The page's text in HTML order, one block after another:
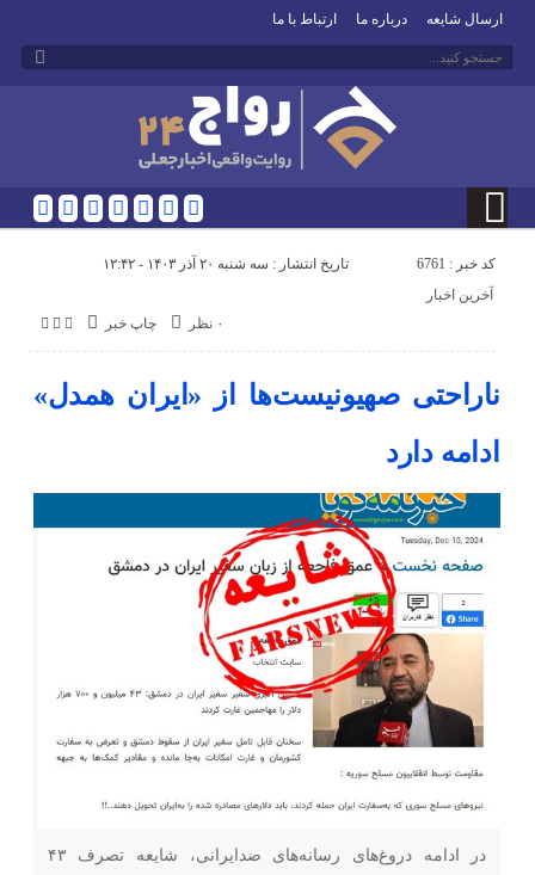
ارسال شایعه درباره ما ارتباط با ما
کد خبر : 6761 تاریخ انتشار : سه شنبه ۲۰ آذر ۱۴۰۳ - ۱۲:۴۲
چاپ خبر ۰ نظر
آخرین اخبار
ناراحتی صهیونیست‌ها از «ایران همدل»
ادامه دارد
در ادامه دروغ‌های رسانه‌های ضدایرانی، شایعه تصرف ۴۳